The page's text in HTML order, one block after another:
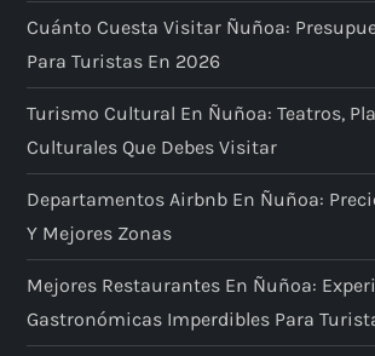
Cuánto Cuesta Visitar Ñuñoa:
Para Turistas En 2026
Turismo Cultural En Ñuñoa: Teatros,
Culturales Que Debes Visitar
Departamentos Airbnb En Ñuñoa:
Y Mejores Zonas
Mejores Restaurantes En Ñuñoa:
Gastronómicas Imperdibles Para